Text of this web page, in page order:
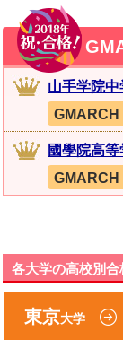
山手学院
GMARCH
國學院高
GMARCH
各大学の高校別
東京大学